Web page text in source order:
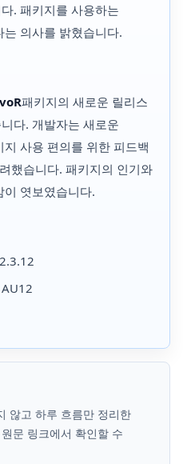
. 패키지를 사용하는
의사를 밝혔습니다.
패키지의 새로운 릴리스
다. 개발자는 새로운
사용 편의를 위한 피드백
했습니다. 패키지의 인기와
엿보였습니다.
않고 하루 흐름만 정리한
문 링크에서 확인할 수